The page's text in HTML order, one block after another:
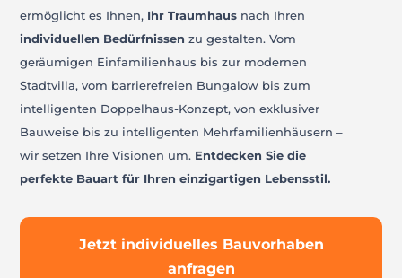
ermöglicht es Ihnen, Ihr Traumhaus nach Ihren
individuellen Bedürfnissen zu gestalten. Vom
geräumigen Einfamilienhaus bis zur modernen
Stadtvilla, vom barrierefreien Bungalow bis zum
intelligenten Doppelhaus-Konzept, von exklusiver
Bauweise bis zu intelligenten Mehrfamilienhäusern –
wir setzen Ihre Visionen um. Entdecken Sie die
perfekte Bauart für Ihren einzigartigen Lebensstil.
Jetzt individuelles Bauvorhaben
anfragen